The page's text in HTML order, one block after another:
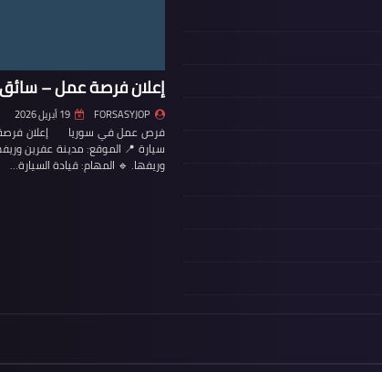
إعلان فرصة عمل –
FORSASYJOP 19 أبريل 2026
فرص عمل في سوريا إعلان فرصة
سيارة 📍 الموقع: مدينة عفرين
وريفها. 🔹 المهام: قيادة السيارة…